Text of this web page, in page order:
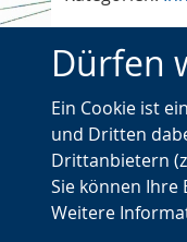
Dürfen
Ein Cookie ist
und Dritten
Drittanbietern
Sie können Ihre
Weitere
Schlagworte:
←TikTok –